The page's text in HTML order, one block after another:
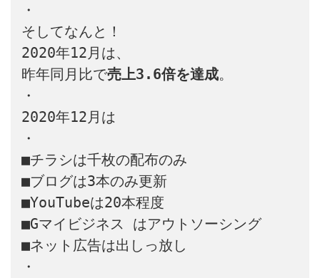
・
そしてなんと！
2020年12月は、
昨年同月比で売上3.6倍を達成。
・
2020年12月は
・
■チラシは千枚の配布のみ
■ブログは3本のみ更新
■YouTubeは20本程度
■Gマイビジネス はアウトソーシング
■ネット広告は出しっ放し
・